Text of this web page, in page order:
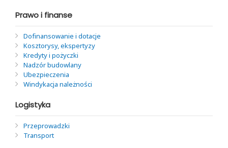
Prawo i finanse
Dofinansowanie i dotacje
Kosztorysy, ekspertyzy
Kredyty i pożyczki
Nadzór budowlany
Ubezpieczenia
Windykacja należności
Logistyka
Przeprowadzki
Transport